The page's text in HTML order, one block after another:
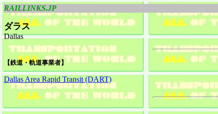
RAILLINKS.JP
ダラス
Dallas
【鉄道・軌道事業者】
Dallas Area Rapid Transit (DART)